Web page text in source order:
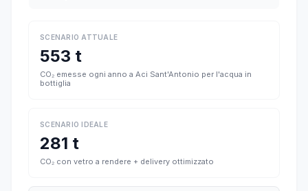
SCENARIO ATTUALE
553 t
CO₂ emesse ogni anno a Aci Sant'Antonio per l'acqua in
bottiglia
SCENARIO IDEALE
281 t
CO₂ con vetro a rendere + delivery ottimizzato